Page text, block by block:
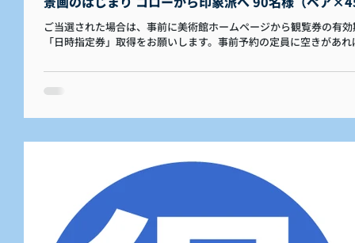
ご当選された場合は、事前に美術館ホームページから観覧券の有
「日時指定券」取得をお願いします。事前予約の定員に空きがあ